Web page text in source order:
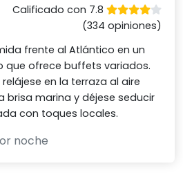
Calificado con 7.8
(334 opiniones)
frente al Atlántico en un
que ofrece buffets variados.
en la terraza al aire
brisa marina y déjese seducir
con toques locales.
noche